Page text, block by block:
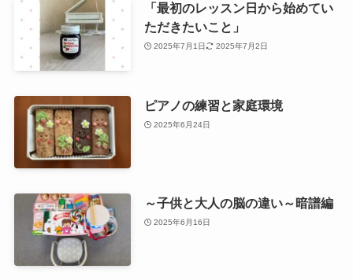
「最初のレッスン日から始めてい
ただきたいこと」
2025年7月1日 2025年7月2日
ピアノの練習と家庭環境
2025年6月24日
～子供と大人の脳の違い～暗譜編
2025年6月16日